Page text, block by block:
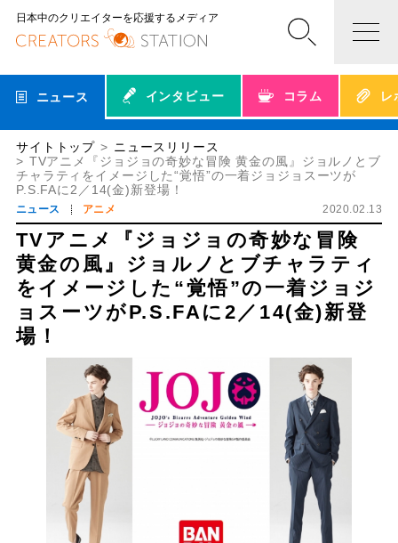
日本中のクリエイターを応援するメディア
ニュース インタビュー コラム レ
サイトトップ
ニュースリリース
TVアニメ『ジョジョの奇妙な冒険 黄金の風』ジョルノとブ
チャラティをイメージした“覚悟”の一着ジョジョスーツが
P.S.FAに2／14(金)新登場！
ニュース アニメ 2020.02.13
TVアニメ『ジョジョの奇妙な冒険
黄金の風』ジョルノとブチャラティ
をイメージした“覚悟”の一着ジョジ
ョスーツがP.S.FAに2／14(金)新登
場！